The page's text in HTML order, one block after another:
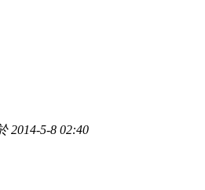
2014-5-8 02:40